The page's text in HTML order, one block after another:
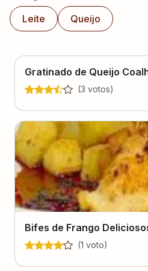
Leite
Queijo
Gratinado de Queijo
(3 votos)
Bifes de Frango
(1 voto)